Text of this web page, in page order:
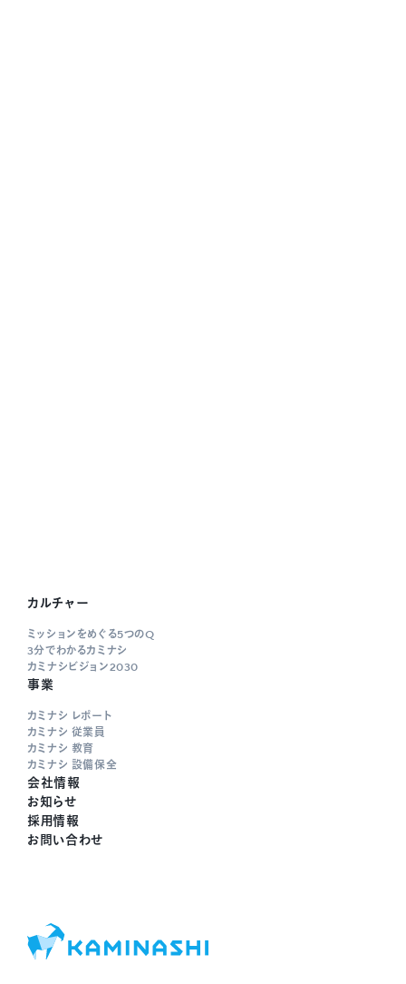
カルチャー
ミッションをめぐる5つのQ
3分でわかるカミナシ
カミナシビジョン2030
事業
カミナシ レポート
カミナシ 従業員
カミナシ 教育
カミナシ 設備保全
会社情報
お知らせ
採用情報
お問い合わせ